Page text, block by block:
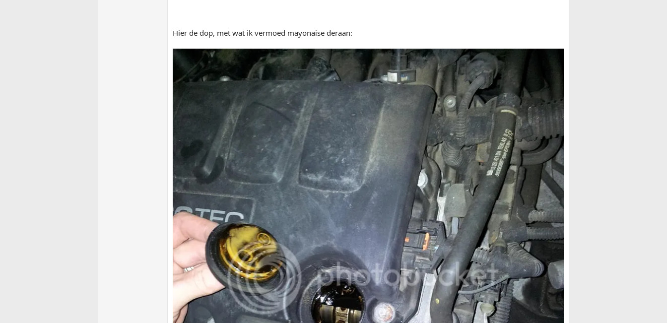
Hier de dop, met wat ik vermoed mayonaise deraan: